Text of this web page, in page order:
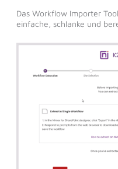
Das Workflow Importer
einfache, schlanke und